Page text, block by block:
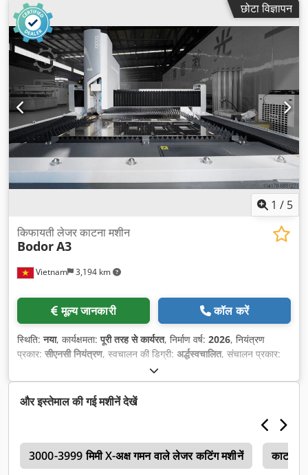
छोटा विज्ञापन
1 / 5
Vietnam 3,194 km
किफायती लेजर काटना मशीन
BodorA3
मूल्य जानकारी कॉल करें
स्थिति:नया, कार्यक्षमता:पूरी तरह से कार्यरत, निर्माण वर्ष: 2026, नियंत्रण
प्रकार: सीएनसी नियंत्रण, स्वचालन की डिग्री: अर्द्धस्वचालित, संचालन प्रकार:
और इस्तेमाल की गई मशीनें देखें
3000-3999 मिमी X-अक्ष गमन वाले लेजर कटिंग मशीनें काटना